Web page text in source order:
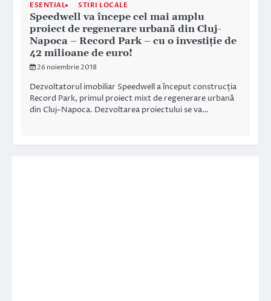
ESENTIAL STIRI LOCALE
Speedwell va începe cel mai amplu
proiect de regenerare urbană din Cluj-
Napoca – Record Park – cu o investiţie de
42 milioane de euro!
26 noiembrie 2018
Dezvoltatorul imobiliar Speedwell a început construcția
Record Park, primul proiect mixt de regenerare urbană
din Cluj–Napoca. Dezvoltarea proiectului se va…